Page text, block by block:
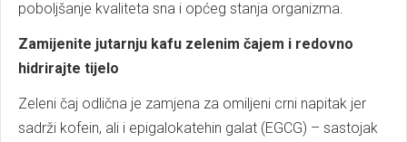
poboljšanje kvaliteta sna i općeg stanja organizma.
Zamijenite jutarnju kafu zelenim čajem i redovno
hidrirajte tijelo
Zeleni čaj odlična je zamjena za omiljeni crni napitak jer
sadrži kofein, ali i epigalokatehin galat (EGCG) – sastojak